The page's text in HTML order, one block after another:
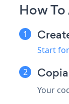
How
Start
Your